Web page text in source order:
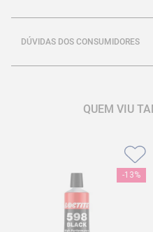
DÚVIDAS DOS CONSUMIDORES
QUEM VIU
-13%